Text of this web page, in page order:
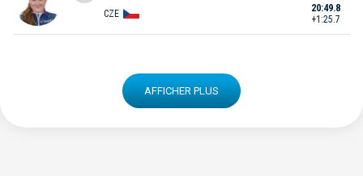
CZE
20:49.8
+1:25.7
AFFICHER PLUS